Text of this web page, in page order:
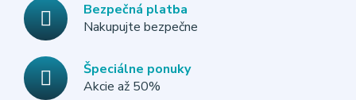
Bezpečná platba
Nakupujte bezpečne
Špeciálne ponuky
Akcie až 50%